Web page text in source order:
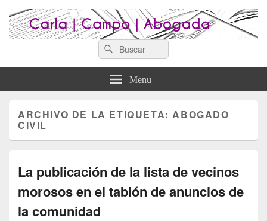
Abogados Lugo : Carla Campo
Abogada
Search
for:
Menu
ARCHIVO DE LA ETIQUETA:ABOGADO
CIVIL
La publicación de la lista de vecinos
morosos en el tablón de anuncios de
la comunidad